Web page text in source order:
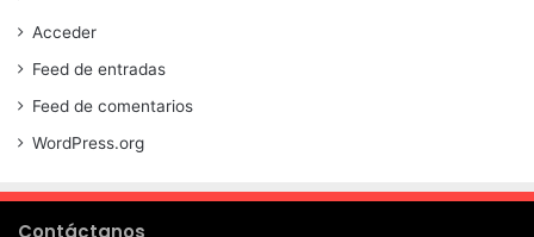
Acceder
Feed de entradas
Feed de comentarios
WordPress.org
Contáctanos